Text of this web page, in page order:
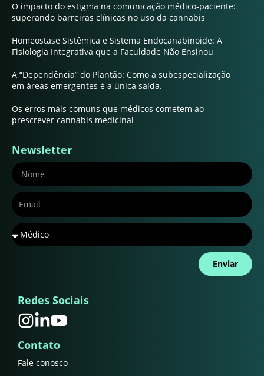
O impacto do estigma na comunicação médico-paciente:
superando barreiras clínicas no uso da cannabis
Homeostase Sistêmica e Sistema Endocanabinoide: A
Fisiologia Integrativa que a Faculdade Não Ensinou
A “Dependência” do Plantão: Como a subespecialização
em áreas emergentes é a única saída.
Os erros mais comuns que médicos cometem ao
prescrever cannabis medicinal
Newsletter
Enviar
Redes Sociais
Contato
Fale conosco